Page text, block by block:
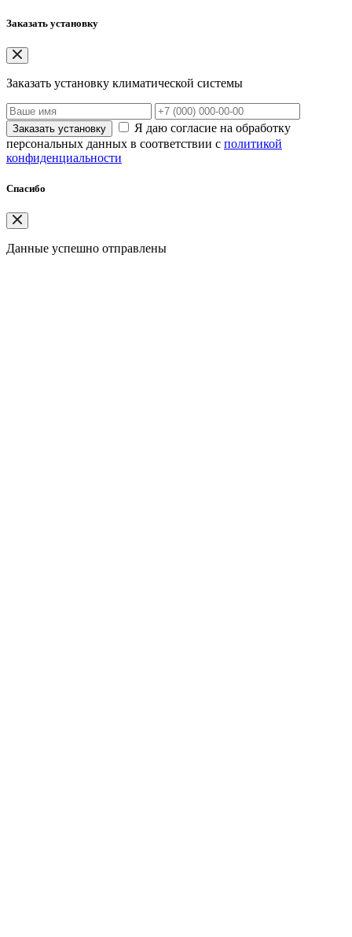
Заказать установку
Заказать установку климатической системы
Заказать установку
Я даю согласие на обработку
персональных данных в соответствии с политикой
конфиденциальности
Спасибо
Данные успешно отправлены